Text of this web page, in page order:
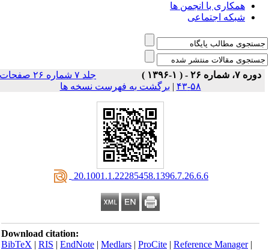
انجمن ها
جلد ۷ شماره ۲۶ صفحات
برگشت به فهرست نسخه ها
‎ 20.1001.1.22285458.1396.7.26.6.6
Download citation:
BibTeX| RIS|EndNote|Medlars|ProCite|